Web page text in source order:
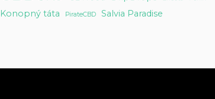
Konopný táta PirateCBD Salvia Paradise